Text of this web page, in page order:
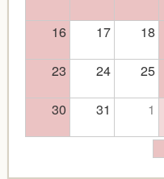
16
17 18
23
24 25
30
31 1